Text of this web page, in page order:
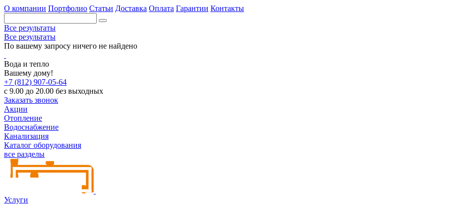
О компании Портфолио Статьи Доставка Оплата Гарантии Контакты
Все результаты
Все результаты
По вашему запросу ничего не найдено
Вода и тепло
Вашему дому!
+7 (812) 907-05-64
с 9.00 до 20.00 без выходных
Заказать звонок
Акции
Отопление
Водоснабжение
Канализация
Каталог оборудования
все разделы
Услуги